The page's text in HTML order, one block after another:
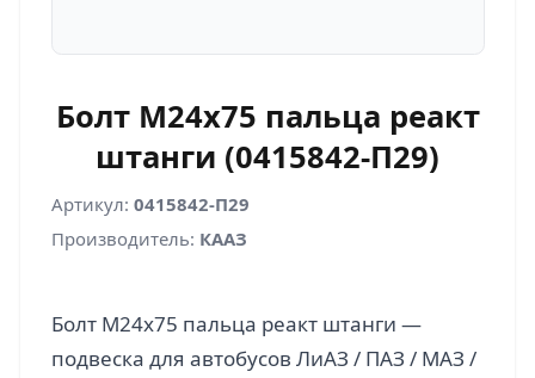
Болт М24х75 пальца реакт
штанги (0415842-П29)
Артикул: 0415842-П29
Производитель: КААЗ
Болт М24х75 пальца реакт штанги —
подвеска для автобусов ЛиАЗ / ПАЗ / МАЗ /